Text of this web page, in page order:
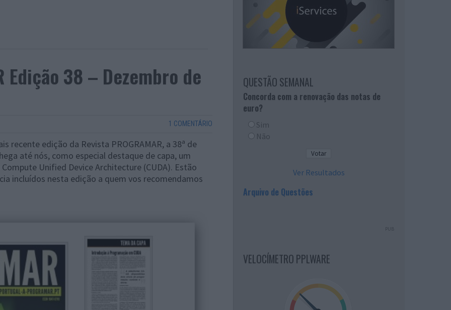
Edição 38 – Dezembro de
1 COMENTÁRIO
recente edição da Revista PROGRAMAR, a 38ª de
até nós, como especial destaque de capa, um
Unified Device Architecture (CUDA). Estão
incluídos nesta edição a quem vos recomendamos
QUESTÃO SEMANAL
Concorda com a renovação das notas de
euro?
Sim
Não
Ver Resultados
Arquivo de Questões
PUB
VELOCÍMETRO PPLWARE